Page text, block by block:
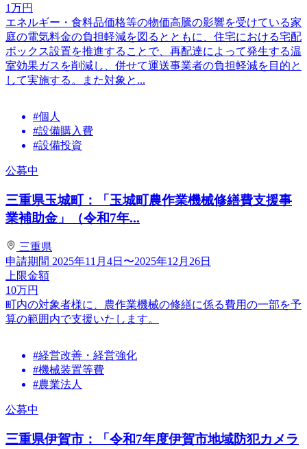
1万円
エネルギー・食料品価格等の物価高騰の影響を受けている家
庭の電気料金の負担軽減を図るとともに、住宅における宅配
ボックス設置を推進することで、再配達によって発生する温
室効果ガスを削減し、併せて運送事業者の負担軽減を目的と
して実施する。また対象と...
#個人
#設備購入費
#設備投資
公募中
三重県玉城町：「玉城町農作業機械修繕費支援事
業補助金」（令和7年...
三重県
申請期間 2025年11月4日〜2025年12月26日
上限金額
10万円
町内の対象者様に、農作業機械の修繕に係る費用の一部を予
算の範囲内で支援いたします。
#経営改善・経営強化
#機械装置等費
#農業法人
公募中
三重県伊賀市：「令和7年度伊賀市地域防犯カメラ